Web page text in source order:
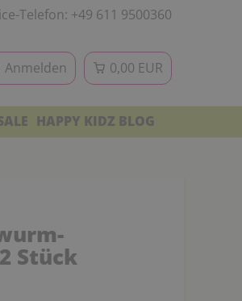
Telefon: +49 611 9500360
Anmelden 0,00 EUR
HAPPY KIDZ BLOG
Stück